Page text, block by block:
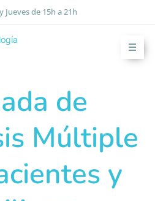
Jueves de 15h a 21h
de
Múltiple
y